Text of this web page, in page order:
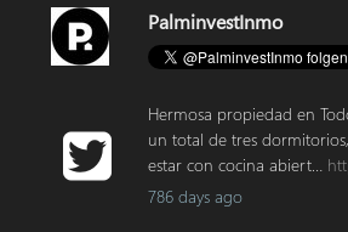
PalminvestInmo
Hermosa propiedad en
un total de tres
estar con cocina abiert…
786 days ago